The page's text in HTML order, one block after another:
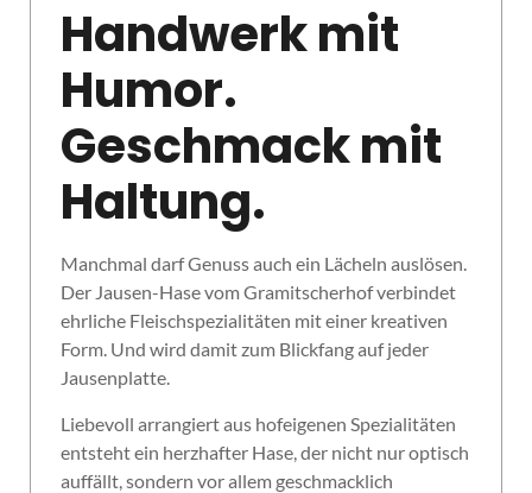
Handwerk mit
Humor.
Geschmack mit
Haltung.
Manchmal darf Genuss auch ein Lächeln auslösen.
Der Jausen-Hase vom Gramitscherhof verbindet
ehrliche Fleischspezialitäten mit einer kreativen
Form. Und wird damit zum Blickfang auf jeder
Jausenplatte.
Liebevoll arrangiert aus hofeigenen Spezialitäten
entsteht ein herzhafter Hase, der nicht nur optisch
auffällt, sondern vor allem geschmacklich